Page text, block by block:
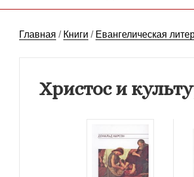
Главная / Книги / Евангелическая
Христос и